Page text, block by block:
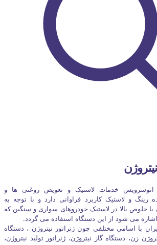
خدمات لاستیک و تعویض روغنی ها و
رینگ و لاستیک کاربرد فراوانی دارد و با توجه به
با خلوص بالا در لاستیک خودروهای سواری و سنگین که
اشاره می شود از این دستگاه استفاده می گردد.
با اسامی مختلفی چون ژنراتور نیتروژن ، دستگاه
زن، دستگاه گاز نیتروژن، ژنراتور تولید نیتروژن،